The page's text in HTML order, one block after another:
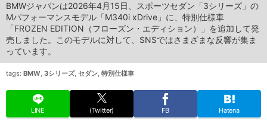
BMWジャパンは2026年4月15日、スポーツセダン「3シリーズ」の
Mパフォーマンスモデル「M340i xDrive」に、特別仕様車
「FROZEN EDITION（フローズン・エディション）」を追加して発
売しました。このモデルに対して、SNSではさまざまな反響が集ま
っています。
tags: BMW, 3シリーズ, セダン, 特別仕様車
LINE (Twitter) FB Hatena